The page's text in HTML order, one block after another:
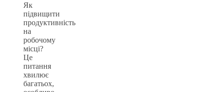
Як
підвищити
продуктивність
на
робочому
місці?
Це
питання
хвилює
багатьох,